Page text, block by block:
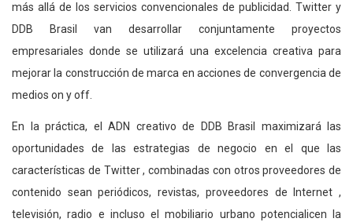
más allá de los servicios convencionales de publicidad. Twitter y
DDB Brasil van desarrollar conjuntamente proyectos
empresariales donde se utilizará una excelencia creativa para
mejorar la construcción de marca en acciones de convergencia de
medios on y off.
En la práctica, el ADN creativo de DDB Brasil maximizará las
oportunidades de las estrategias de negocio en el que las
características de Twitter , combinadas con otros proveedores de
contenido sean periódicos, revistas, proveedores de Internet ,
televisión, radio e incluso el mobiliario urbano potencialicen la